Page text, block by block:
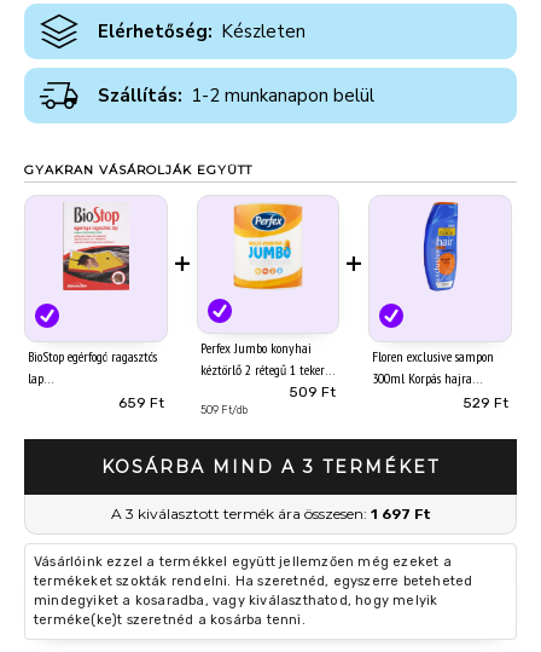
Elérhetőség: Készleten
Szállítás: 1-2 munkanapon belül
GYAKRAN VÁSÁROLJÁK EGYÜTT
BioStop egérfogó ragasztós
lap
659 Ft
+
Perfex Jumbo konyhai
kéztörlő 2 rétegű 1 tekercs
509 Ft
509 Ft/db
+
Floren exclusive sampon
300ml Korpás hajra
529 Ft
KOSÁRBA MIND A 3 TERMÉKET
A 3 kiválasztott termék ára összesen: 1 697 Ft
Vásárlóink ezzel a termékkel együtt jellemzően még ezeket a
termékeket szokták rendelni. Ha szeretnéd, egyszerre beteheted
mindegyiket a kosaradba, vagy kiválaszthatod, hogy melyik
terméke(ke)t szeretnéd a kosárba tenni.